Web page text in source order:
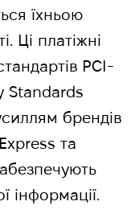
їхньою
Ці платіжні
PCI-
Standards
брендів
та
інформації.